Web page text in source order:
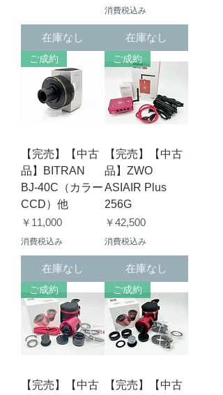
在庫なし
消費税込み
在庫なし
ご成約
【完売】【中古
品】BITRAN
BJ-40C（カラー
CCD）他
価格
￥11,000
消費税込み
在庫なし
ご成約
【完売】【中古
品】ZWO
ASIAIR Plus
256G
価格
￥42,500
消費税込み
在庫なし
ご成約
【完売】【中古
ご成約
【完売】【中古